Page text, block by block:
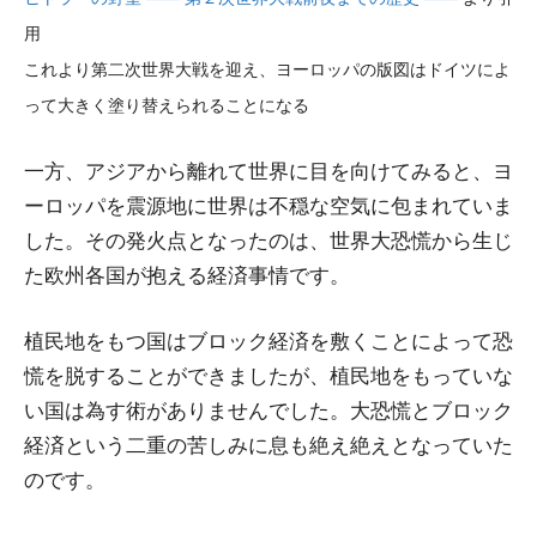
用
これより第二次世界大戦を迎え、ヨーロッパの版図はドイツによ
って大きく塗り替えられることになる
一方、アジアから離れて世界に目を向けてみると、ヨ
ーロッパを震源地に世界は不穏な空気に包まれていま
した。その発火点となったのは、世界大恐慌から生じ
た欧州各国が抱える経済事情です。
植民地をもつ国はブロック経済を敷くことによって恐
慌を脱することができましたが、植民地をもっていな
い国は為す術がありませんでした。大恐慌とブロック
経済という二重の苦しみに息も絶え絶えとなっていた
のです。